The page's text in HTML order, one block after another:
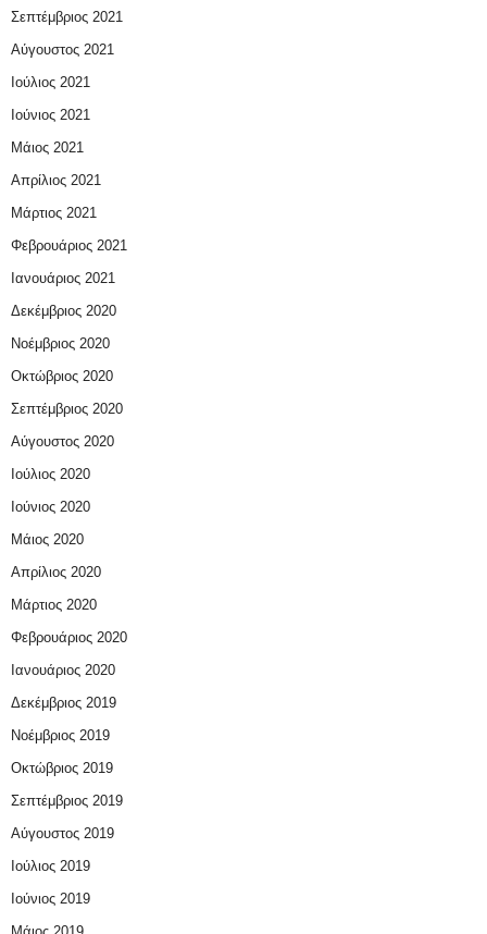
Σεπτέμβριος 2021
Αύγουστος 2021
Ιούλιος 2021
Ιούνιος 2021
Μάιος 2021
Απρίλιος 2021
Μάρτιος 2021
Φεβρουάριος 2021
Ιανουάριος 2021
Δεκέμβριος 2020
Νοέμβριος 2020
Οκτώβριος 2020
Σεπτέμβριος 2020
Αύγουστος 2020
Ιούλιος 2020
Ιούνιος 2020
Μάιος 2020
Απρίλιος 2020
Μάρτιος 2020
Φεβρουάριος 2020
Ιανουάριος 2020
Δεκέμβριος 2019
Νοέμβριος 2019
Οκτώβριος 2019
Σεπτέμβριος 2019
Αύγουστος 2019
Ιούλιος 2019
Ιούνιος 2019